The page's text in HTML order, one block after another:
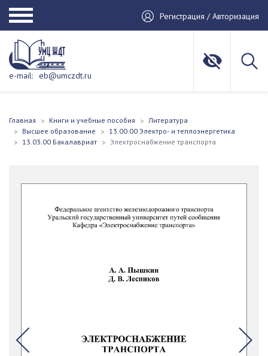
Регистрация / Авторизация
e-mail: eb@umczdt.ru
Главная Книги и учебные пособия
Литература
Высшее образование
13.00.00 Электро- и теплоэнергетика
13.03.00 Бакалавриат
Электроснабжение транспорта